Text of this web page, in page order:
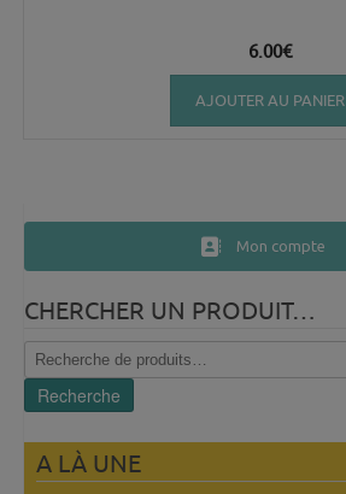
6.00€
AJOUTER AU PANIER
Mon compte
CHERCHER UN PRODUIT…
Recherche
pour :
Recherche
A LÀ UNE